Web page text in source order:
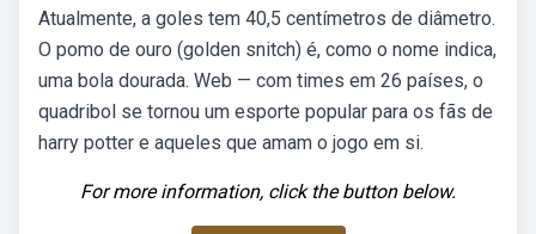
Atualmente, a goles tem 40,5 centímetros de diâmetro.
O pomo de ouro (golden snitch) é, como o nome indica,
uma bola dourada. Web — com times em 26 países, o
quadribol se tornou um esporte popular para os fãs de
harry potter e aqueles que amam o jogo em si.
For more information, click the button below.